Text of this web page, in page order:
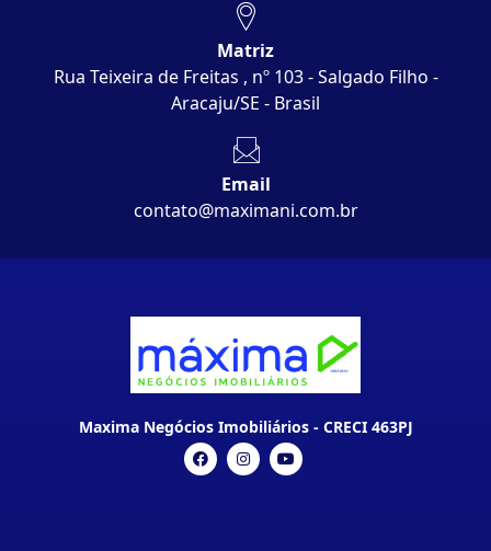
Matriz
Rua Teixeira de Freitas , nº 103 - Salgado Filho -
Aracaju/SE - Brasil
Email
contato@maximani.com.br
Maxima Negócios Imobiliários - CRECI 463PJ